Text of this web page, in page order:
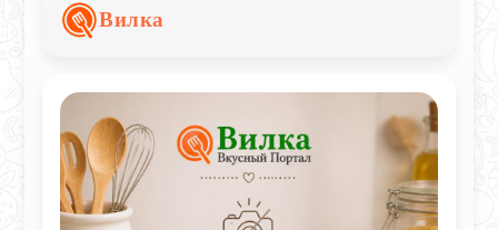
пышными внутри и отлично подходят для
чаепития.
Вилка